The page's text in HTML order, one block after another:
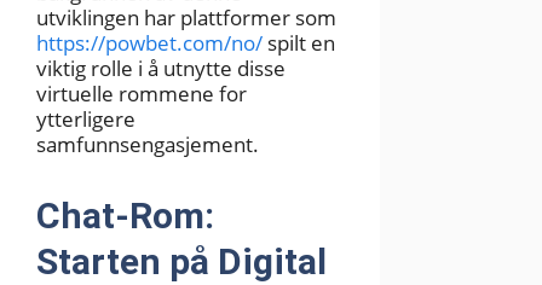
utviklingen har plattformer som
https://powbet.com/no/ spilt en
viktig rolle i å utnytte disse
virtuelle rommene for
ytterligere
samfunnsengasjement.
Chat-Rom:
Starten på Digital